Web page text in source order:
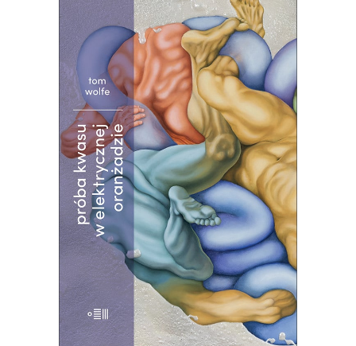
[EBOOK] PRÓBA KWASU W
ELEKTRYCZNEJ ORANŻADZIE
Ta książka w równym stopniu może
kogoś zachwycić i zbrzydzić. Klasyka
literatury amerykańskiej!
Premiera 26
września
60.00zł 30.00zł
E-BOOK DO KOSZYKA